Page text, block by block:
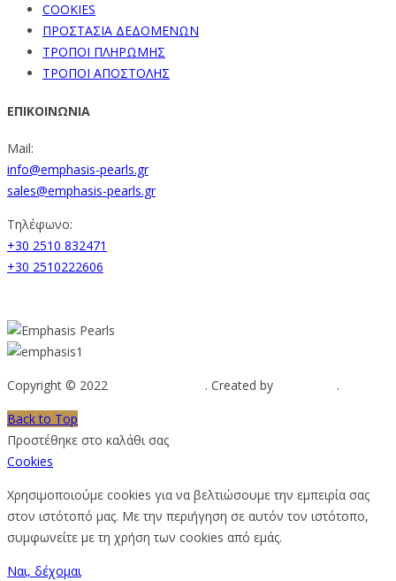
COOKIES
ΠΡΟΣΤΑΣΙΑ ΔΕΔΟΜΕΝΩΝ
ΤΡΟΠΟΙ ΠΛΗΡΩΜΗΣ
ΤΡΟΠΟΙ ΑΠΟΣΤΟΛΗΣ
ΕΠΙΚΟΙΝΩΝΙΑ
Mail:
info@emphasis-pearls.gr
sales@emphasis-pearls.gr
Τηλέφωνο:
+30 2510 832471
+30 2510222606
Copyright © 2022 . Created by
.
Back to Top
Προστέθηκε στο καλάθι σας
Cookies
Χρησιμοποιούμε cookies για να βελτιώσουμε την εμπειρία σας
στον ιστότοπό μας. Με την περιήγηση σε αυτόν τον ιστότοπο,
συμφωνείτε με τη χρήση των cookies από εμάς.
Ναι, δέχομαι